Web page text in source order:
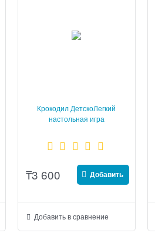
Крокодил ДетскоЛегкий
настольная игра
₸3 600 Добавить
Добавить в сравнение